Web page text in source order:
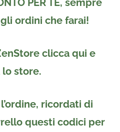
PER TE, sempre
ordini che farai!
clicca qui e
lo store.
ricordati di
questi codici per